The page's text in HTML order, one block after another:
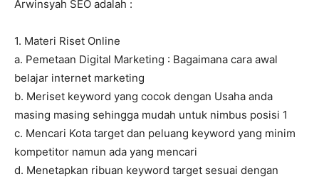
Arwinsyah SEO adalah :
1. Materi Riset Online
a. Pemetaan Digital Marketing : Bagaimana cara awal
belajar internet marketing
b. Meriset keyword yang cocok dengan Usaha anda
masing masing sehingga mudah untuk nimbus posisi 1
c. Mencari Kota target dan peluang keyword yang minim
kompetitor namun ada yang mencari
d. Menetapkan ribuan keyword target sesuai dengan